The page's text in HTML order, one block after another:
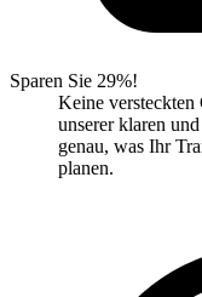
Sparen Sie 29%!
Keine versteckten
unserer klaren
genau, was Ihr
planen.